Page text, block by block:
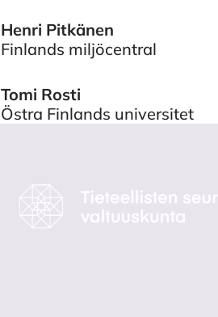
Henri Pitkänen
Finlands miljöcentral
Tomi Rosti
Östra Finlands universitet